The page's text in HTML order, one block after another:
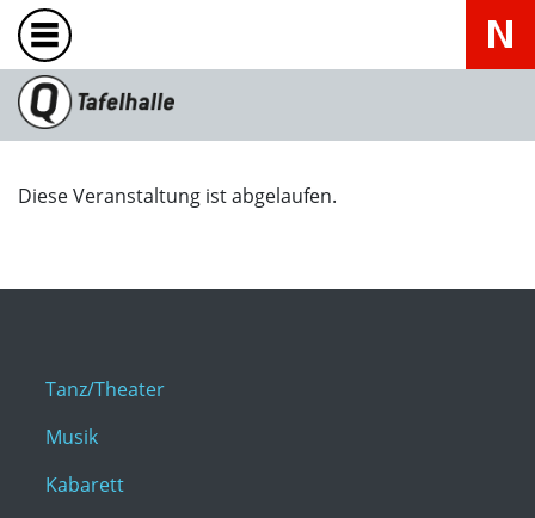
Diese Veranstaltung ist abgelaufen.
Tanz/Theater
Musik
Kabarett